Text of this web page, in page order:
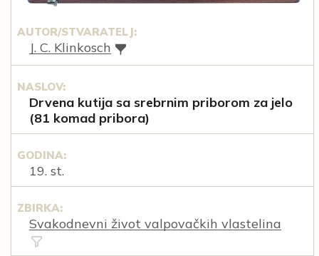
AUTOR/STVARATELJ:
J. C. Klinkosch
NASLOV:
Drvena kutija sa srebrnim priborom za jelo
(81 komad pribora)
GODINA:
19. st.
ZBIRKA:
Svakodnevni život valpovačkih vlastelina